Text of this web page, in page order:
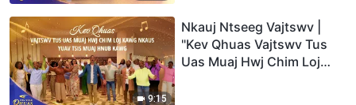
9:15
Nkauj Ntseeg Vajtswv |
"Kev Qhuas Vajtswv Tus
Uas Muaj Hwj Chim Loj